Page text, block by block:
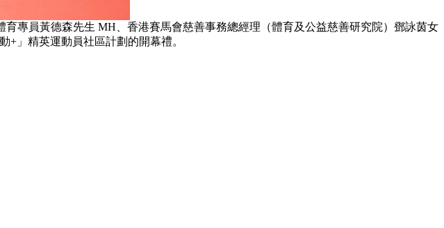
專員黃德森先生 MH、香港賽馬會慈善事務總經理（體育及公益慈善研究院）鄧詠茵女
+」精英運動員社區計劃的開幕禮。